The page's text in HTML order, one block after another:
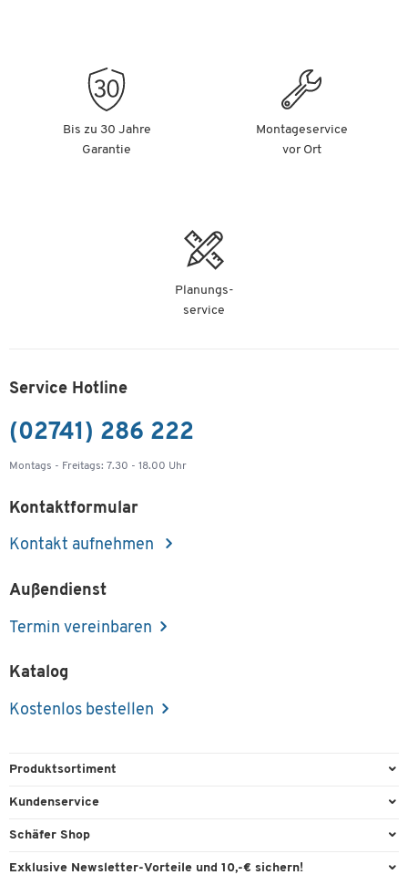
Ablageschale, B 600 x H 450 mm,
Stahl/Aluminium, weiß-silber
Artikelnummer: 665059
Bis zu 30 Jahre
Garantie
Montageservice
vor Ort
Planungs-
service
Service Hotline
(02741) 286 222
Montags - Freitags: 7.30 - 18.00 Uhr
Kontaktformular
Kontakt aufnehmen
Außendienst
Termin vereinbaren
Katalog
Kostenlos bestellen
Produktsortiment
Büroausstattung
Kundenservice
Direktbestellung
Schäfer Shop
Services & Leistungen
Exklusive Newsletter-Vorteile und 10,-€ sichern!